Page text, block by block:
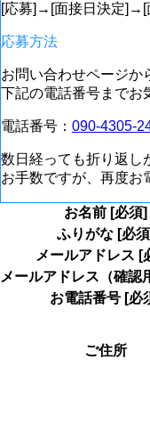
[応募]→[面接日決定]→[
応募方法
お問い合わせページか
下記の電話番号までお
電話番号： 090-4305-
数日経っても折り返し
お手数ですが、再度お
お名前 [必須]
ふりがな [必
メールアドレス [
メールアドレス（確認
お電話番号 [必
ご住所